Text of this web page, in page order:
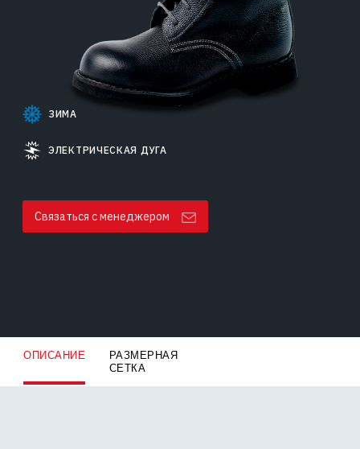
ЗИМА
ЭЛЕКТРИЧЕСКАЯ ДУГА
Связаться с менеджером
ОПИСАНИЕ
РАЗМЕРНАЯ
СЕТКА